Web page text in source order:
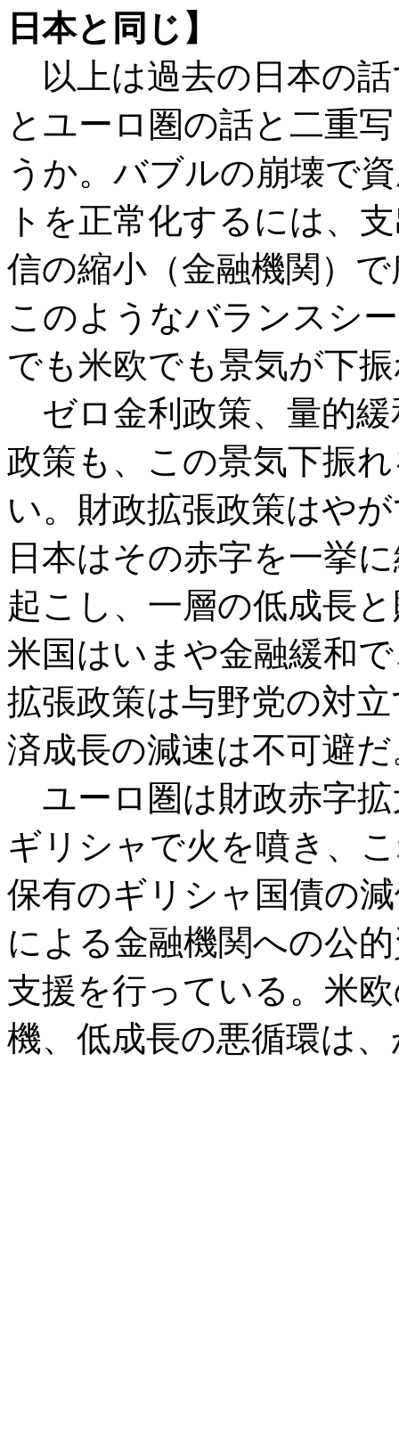
日本と同じ】
以上は過去の日本の
とユーロ圏の話と二重
うか。バブルの崩壊で
トを正常化するには、
信の縮小（金融機関）
このようなバランスシ
でも米欧でも景気が下
ゼロ金利政策、量的緩
政策も、この景気下振
い。財政拡張政策はや
日本はその赤字を一挙
起こし、一層の低成長
米国はいまや金融緩和
拡張政策は与野党の対
済成長の減速は不可避
ユーロ圏は財政赤字
ギリシャで火を噴き、
保有のギリシャ国債の
による金融機関への公
支援を行っている。米
機、低成長の悪循環は